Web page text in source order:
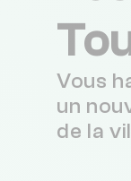
Vous
un
de la